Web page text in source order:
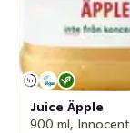
Juice Äpple
900 ml, Innocent